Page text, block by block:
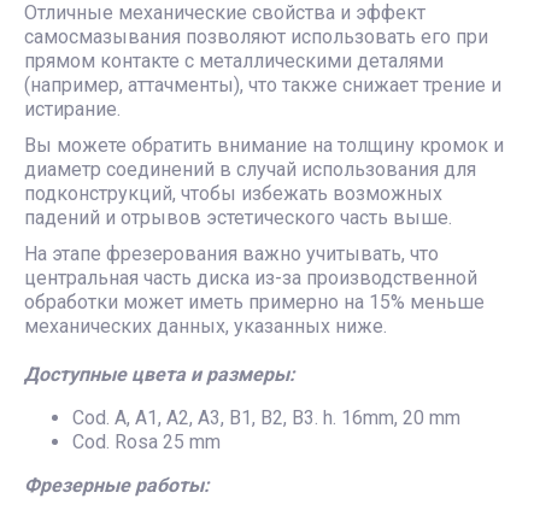
Отличные механические свойства и эффект
самосмазывания позволяют использовать его при
прямом контакте с металлическими деталями
(например, аттачменты), что также снижает трение и
истирание.
Вы можете обратить внимание на толщину кромок и
диаметр соединений в случай использования для
подконструкций, чтобы избежать возможных
падений и отрывов эстетического часть выше.
На этапе фрезерования важно учитывать, что
центральная часть диска из-за производственной
обработки может иметь примерно на 15% меньше
механических данных, указанных ниже.
Доступные цвета и размеры:
Cod. A, A1, A2, A3, B1, B2, B3. h. 16mm, 20 mm
Cod. Rosa 25 mm
Фрезерные работы: